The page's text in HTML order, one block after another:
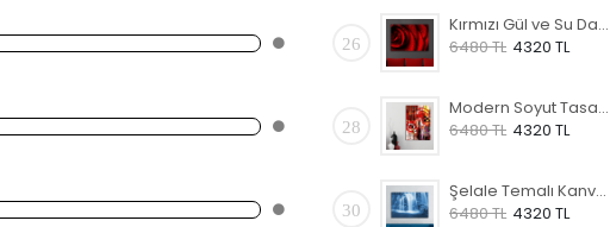
26
Kırmızı Gül ve Su Damlaları Kanvas Tablo
6480 TL 4320 TL
28
Modern Soyut Tasarım 25 Temalı Kanvas Tablo
6480 TL 4320 TL
30
Şelale Temalı Kanvas Tablo
6480 TL 4320 TL